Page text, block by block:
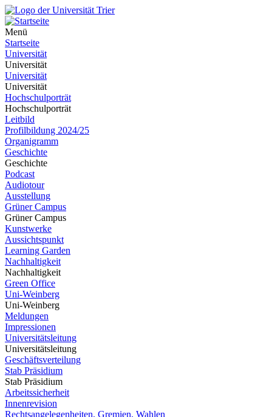
Menü
Startseite
Universität
Universität
Universität
Universität
Hochschulporträt
Hochschulporträt
Leitbild
Profilbildung 2024/25
Organigramm
Geschichte
Geschichte
Podcast
Audiotour
Ausstellung
Grüner Campus
Grüner Campus
Kunstwerke
Aussichtspunkt
Learning Garden
Nachhaltigkeit
Nachhaltigkeit
Green Office
Uni-Weinberg
Uni-Weinberg
Meldungen
Impressionen
Universitätsleitung
Universitätsleitung
Geschäftsverteilung
Stab Präsidium
Stab Präsidium
Arbeitssicherheit
Innenrevision
Rechtsangelegenheiten, Gremien, Wahlen